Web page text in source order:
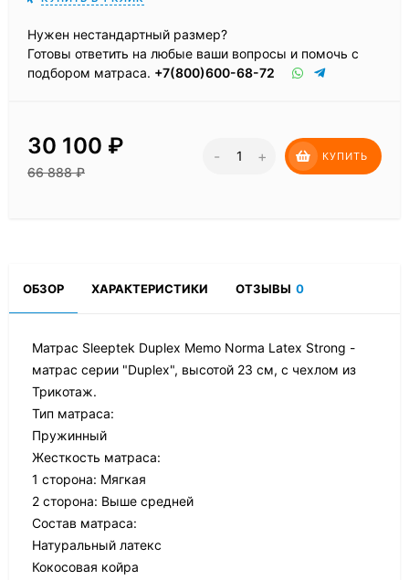
Нужен нестандартный размер?
Готовы ответить на любые ваши вопросы и помочь с
подбором матраса. +7(800)600-68-72
30 100 ₽
66 888₽
- + КУПИТЬ
ОБЗОР ХАРАКТЕРИСТИКИ ОТЗЫВЫ 0
Матрас Sleeptek Duplex Memo Norma Latex Strong -
матрас серии "Duplex", высотой 23 см, с чехлом из
Трикотаж.
Тип матраса:
Пружинный
Жесткость матраса:
1 сторона: Мягкая
2 сторона: Выше средней
Состав матраса:
Натуральный латекс
Кокосовая койра